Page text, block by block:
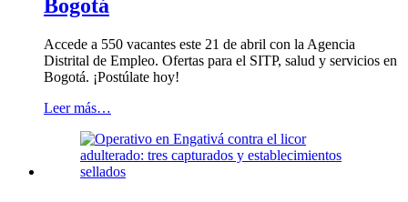
Bogotá
Accede a 550 vacantes este 21 de abril con la Agencia
Distrital de Empleo. Ofertas para el SITP, salud y servicios en
Bogotá. ¡Postúlate hoy!
Leer más…